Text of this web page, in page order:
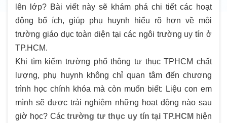
lên lớp? Bài viết này sẽ khám phá chi tiết các hoạt
động bổ ích, giúp phụ huynh hiểu rõ hơn về môi
trường giáo dục toàn diện tại các ngôi trường uy tín ở
TP.HCM.
Khi tìm kiếm trường phổ thông tư thục TPHCM chất
lượng, phụ huynh không chỉ quan tâm đến chương
trình học chính khóa mà còn muốn biết: Liệu con em
mình sẽ được trải nghiệm những hoạt động nào sau
giờ học? Cáctrường tư thục uy tín tại TP.HCM hiện